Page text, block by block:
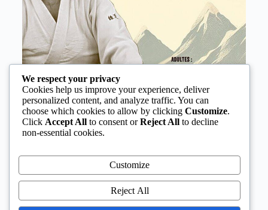
We respect your privacy
Cookies help us improve your experience, deliver
personalized content, and analyze traffic. You can
choose which cookies to allow by clicking Customize.
Click Accept All to consent orReject All to decline
non-essential cookies.
Customize
Reject All